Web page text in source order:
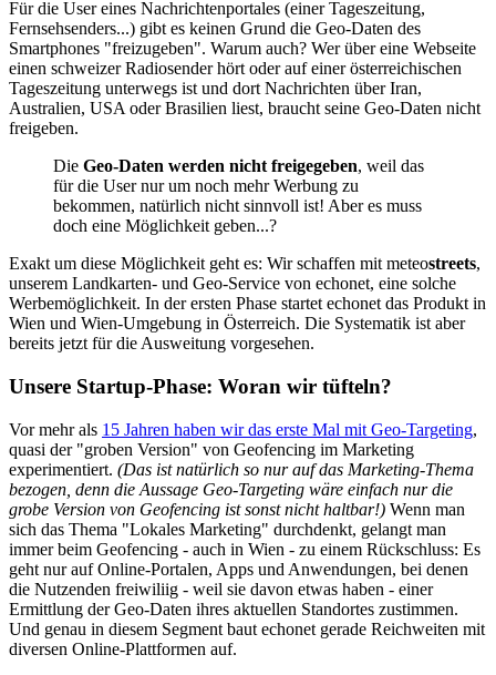
Für die User eines Nachrichtenportales (einer Tageszeitung,
Fernsehsenders...) gibt es keinen Grund die Geo-Daten des
Smartphones "freizugeben". Warum auch? Wer über eine Webseite
einen schweizer Radiosender hört oder auf einer österreichischen
Tageszeitung unterwegs ist und dort Nachrichten über Iran,
Australien, USA oder Brasilien liest, braucht seine Geo-Daten nicht
freigeben.
Die Geo-Daten werden nicht freigegeben, weil das
für die User nur um noch mehr Werbung zu
bekommen, natürlich nicht sinnvoll ist! Aber es muss
doch eine Möglichkeit geben...?
Exakt um diese Möglichkeit geht es: Wir schaffen mit meteostreets,
unserem Landkarten- und Geo-Service von echonet, eine solche
Werbemöglichkeit. In der ersten Phase startet echonet das Produkt in
Wien und Wien-Umgebung in Österreich. Die Systematik ist aber
bereits jetzt für die Ausweitung vorgesehen.
Unsere Startup-Phase: Woran wir tüfteln?
Vor mehr als 15 Jahren haben wir das erste Mal mit Geo-Targeting,
quasi der "groben Version" von Geofencing im Marketing
experimentiert. (Das ist natürlich so nur auf das Marketing-Thema
bezogen, denn die Aussage Geo-Targeting wäre einfach nur die
grobe Version von Geofencing ist sonst nicht haltbar!) Wenn man
sich das Thema "Lokales Marketing" durchdenkt, gelangt man
immer beim Geofencing - auch in Wien - zu einem Rückschluss: Es
geht nur auf Online-Portalen, Apps und Anwendungen, bei denen
die Nutzenden freiwiliig - weil sie davon etwas haben - einer
Ermittlung der Geo-Daten ihres aktuellen Standortes zustimmen.
Und genau in diesem Segment baut echonet gerade Reichweiten mit
diversen Online-Plattformen auf.